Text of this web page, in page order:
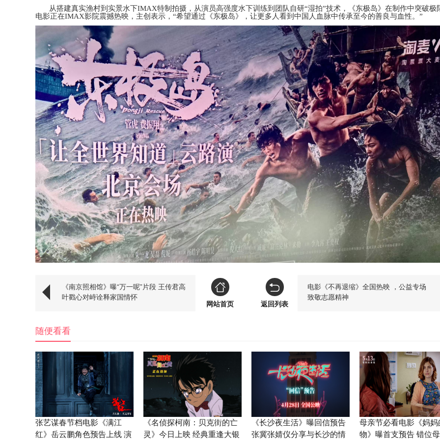
从搭建真实渔村到实景水下IMAX特制 拍摄，从演员高强度水下训练到团队自研“湿拍”技术， 《东极岛》在制作中突破极
电影正在IMAX影院震撼热映，主创表示，“希望通过《东极岛》，让更多人看到中国人血脉中传承至今的善良与血性。 ”
《南京照相馆》曝“万一呢”片段 王传君高
叶戳心对峙诠释家国情怀
电影《不再退缩》全国热映 ，公益专场
致敬志愿精神
网站首页
返回列表
随便看看
张艺谋春节档电影《满江
红》岳云鹏角色预告上线 演
《名侦探柯南：贝克街的亡
灵》今日上映 经典重逢大银
《长沙夜生活》曝回信预告
张冀张婧仪分享与长沙的情
母亲节必看电影《妈妈
物》曝首支预告 错位